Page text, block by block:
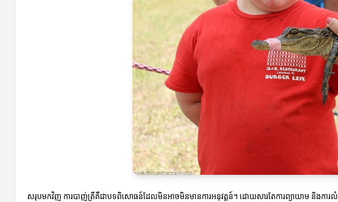
សរុបមកវិញ ការបាញ់ត្រីគឺជាបទពិសោធន៍ដែលមិនអាចមិនមានការអនុវត្តន៍។ ដោយសារតែការព្យាយាម និងការ